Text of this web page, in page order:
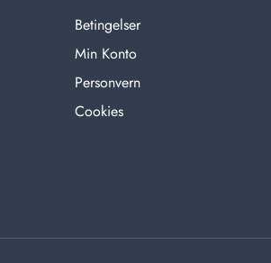
Betingelser
Min Konto
Personvern
Cookies